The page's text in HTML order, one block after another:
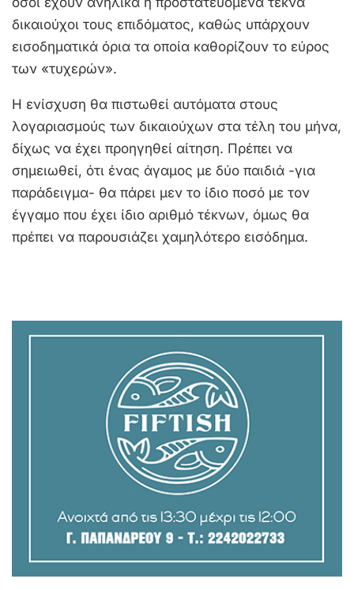
δικαιούχοι τους επιδόματος, καθώς υπάρχουν
εισοδηματικά όρια τα οποία καθορίζουν το εύρος
των «τυχερών».
Η ενίσχυση θα πιστωθεί αυτόματα στους
λογαριασμούς των δικαιούχων στα τέλη του μήνα,
δίχως να έχει προηγηθεί αίτηση. Πρέπει να
σημειωθεί, ότι ένας άγαμος με δύο παιδιά -για
παράδειγμα- θα πάρει μεν το ίδιο ποσό με τον
έγγαμο που έχει ίδιο αριθμό τέκνων, όμως θα
πρέπει να παρουσιάζει χαμηλότερο εισόδημα.